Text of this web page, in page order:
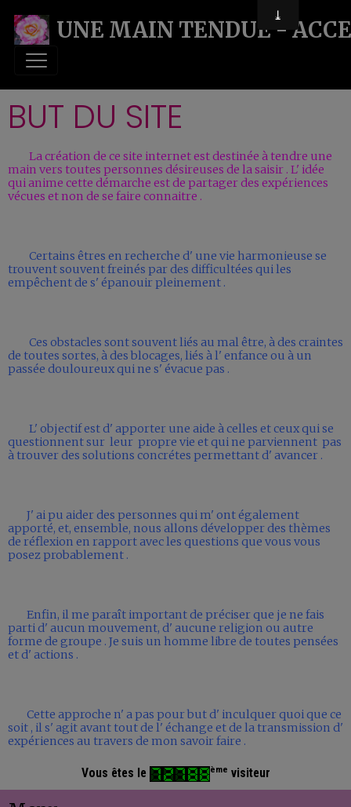
UNE MAIN TENDUE -
BUT DU SITE
La création de ce site internet est destinée à tendre une
main vers toutes personnes désireuses de la saisir . L' idée
qui anime cette démarche est de partager des expériences
vécues et non de se faire connaitre .
Certains êtres en recherche d' une vie harmonieuse se
trouvent souvent freinés par des difficultées qui les
empêchent de s' épanouir pleinement .
Ces obstacles sont souvent liés au mal être, à des craintes
de toutes sortes, à des blocages, liés à l' enfance ou à un
passée douloureux qui ne s' évacue pas .
L' objectif est d' apporter une aide à celles et ceux qui se
questionnent sur leur propre vie et qui ne parviennent pas
à trouver des solutions concrétes permettant d' avancer .
J' ai pu aider des personnes qui m' ont également
apporté, et, ensemble, nous allons développer des thèmes
de réflexion en rapport avec les questions que vous vous
posez probablement .
Enfin, il me paraît important de préciser que je ne fais
parti d' aucun mouvement, d' aucune religion ou autre
forme de groupe . Je suis un homme libre de toutes pensées
et d' actions .
Cette approche n' a pas pour but d' inculquer quoi que ce
soit , il s' agit avant tout de l' échange et de la transmission d'
expériences au travers de mon savoir faire .
Vous êtes le ème visiteur